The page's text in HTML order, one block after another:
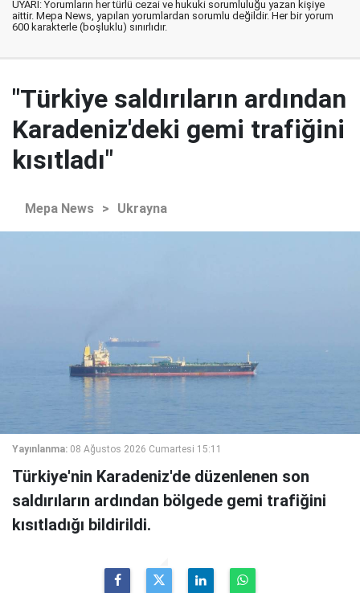
UYARI: Yorumların her türlü cezai ve hukuki sorumluluğu yazan kişiye
aittir. Mepa News, yapılan yorumlardan sorumlu değildir. Her bir yorum
600 karakterle (boşluklu) sınırlıdır.
"Türkiye saldırıların ardından
Karadeniz'deki gemi trafiğini
kısıtladı"
Mepa News > Ukrayna
Yayınlanma: 08 Ağustos 2026 Cumartesi 15:11
Türkiye'nin Karadeniz'de düzenlenen son
saldırıların ardından bölgede gemi trafiğini
kısıtladığı bildirildi.